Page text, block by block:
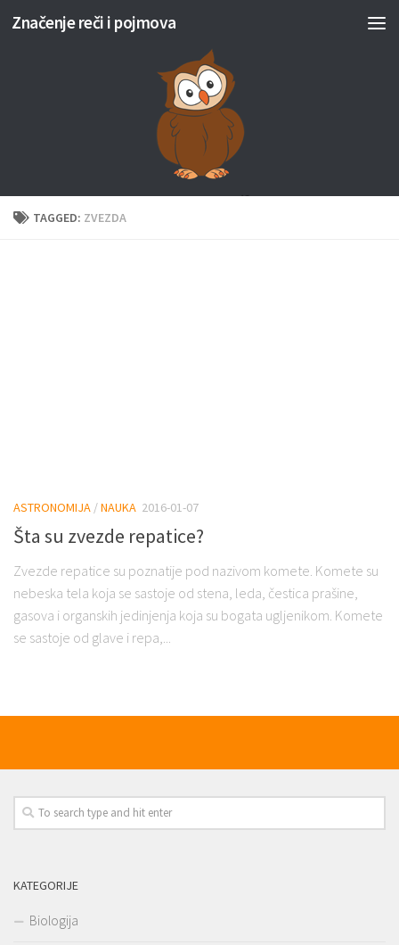
Skip to content
Značenje reči i pojmova
TAGGED: ZVEZDA
ASTRONOMIJA /NAUKA 2016-01-07
Šta su zvezde repatice?
Zvezde repatice su poznatije pod nazivom komete. Komete su
nebeska tela koja se sastoje od stena, leda, čestica prašine,
gasova i organskih jedinjenja koja su bogata ugljenikom. Komete
se sastoje od glave i repa,...
KATEGORIJE
Biologija